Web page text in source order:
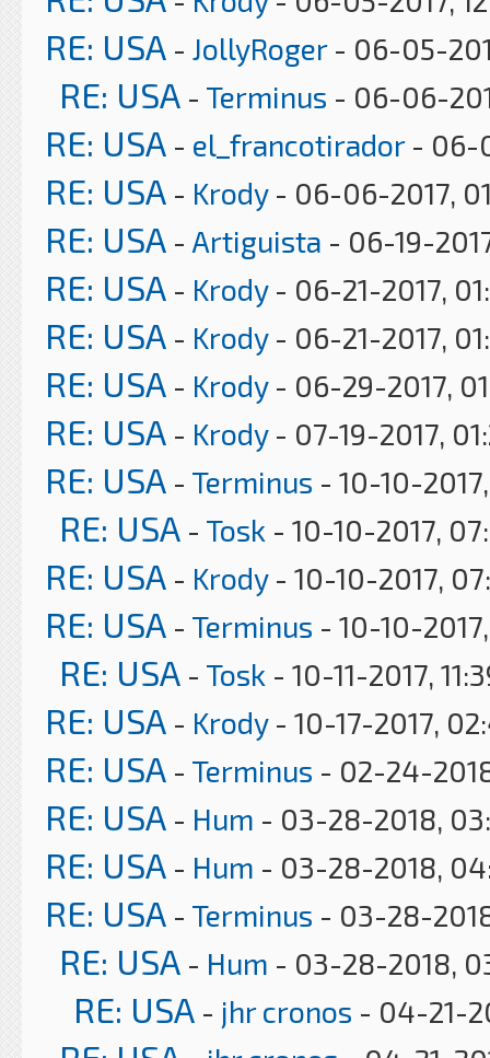
RE: USA - JollyRoger- 06-05-
RE: USA - Terminus - 06-06-
RE: USA - el_francotirador- 06-
RE: USA - Krody- 06-06-2017,
RE: USA - Artiguista - 06-19-
RE: USA - Krody- 06-21-2017,
RE: USA - Krody- 06-21-2017,
RE: USA - Krody- 06-29-2017,
RE: USA - Krody- 07-19-2017,
RE: USA - Terminus - 10-10-
RE: USA - Tosk - 10-10-2017,
RE: USA - Krody- 10-10-2017,
RE: USA - Terminus - 10-10-
RE: USA - Tosk - 10-11-2017,
RE: USA - Krody- 10-17-2017,
RE: USA - Terminus - 02-24-
RE: USA - Hum - 03-28-2018,
RE: USA - Hum - 03-28-2018,
RE: USA - Terminus - 03-28-
RE: USA - Hum - 03-28-2018,
RE: USA - jhr cronos - 04-21-